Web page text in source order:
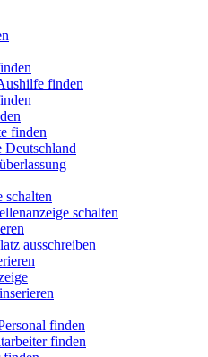
finden
finden
Deutschland
schalten
schalten
ausschreiben
finden
finden